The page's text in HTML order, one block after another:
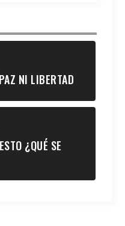
NI LIBERTAD
¿QUÉ SE